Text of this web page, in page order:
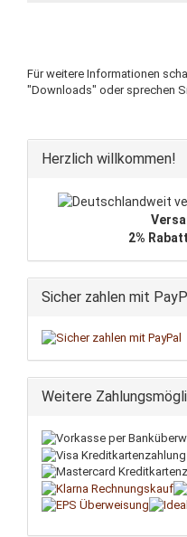
Für weitere Informationen
"Downloads" oder sprechen
Herzlich willkommen!
2%
Sicher zahlen mit
Weitere